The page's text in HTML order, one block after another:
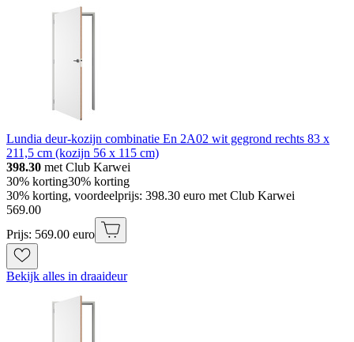
Lundia deur-kozijn combinatie En 2A02 wit gegrond rechts 83 x
211,5 cm (kozijn 56 x 115 cm)
398.30 met Club Karwei
30% korting30% korting
30% korting, voordeelprijs: 398.30 euro met Club Karwei
569.00
Prijs: 569.00 euro
Bekijk alles in draaideur